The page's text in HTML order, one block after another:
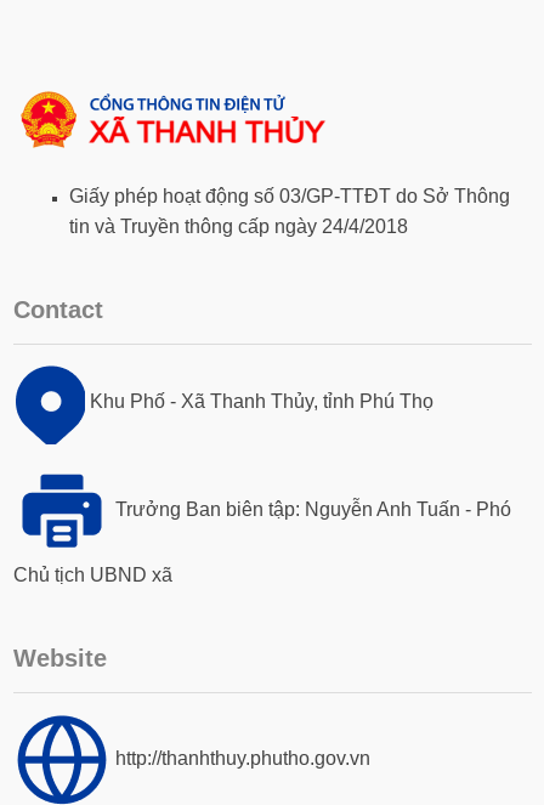
Giấy phép hoạt động số 03/GP-TTĐT do Sở Thông
tin và Truyền thông cấp ngày 24/4/2018
Contact
Khu Phố - Xã Thanh Thủy, tỉnh Phú Thọ
Trưởng Ban biên tập: Nguyễn Anh Tuấn - Phó
Chủ tịch UBND xã
Website
http://thanhthuy.phutho.gov.vn